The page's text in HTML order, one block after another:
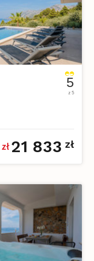
5
z 5
zł 21 833 zł